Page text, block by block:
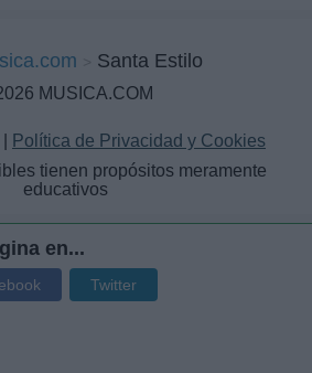
Santa Estilo
MUSICA.COM
Política de Privacidad y Cookies
tienen propósitos meramente
educativos
en...
Twitter